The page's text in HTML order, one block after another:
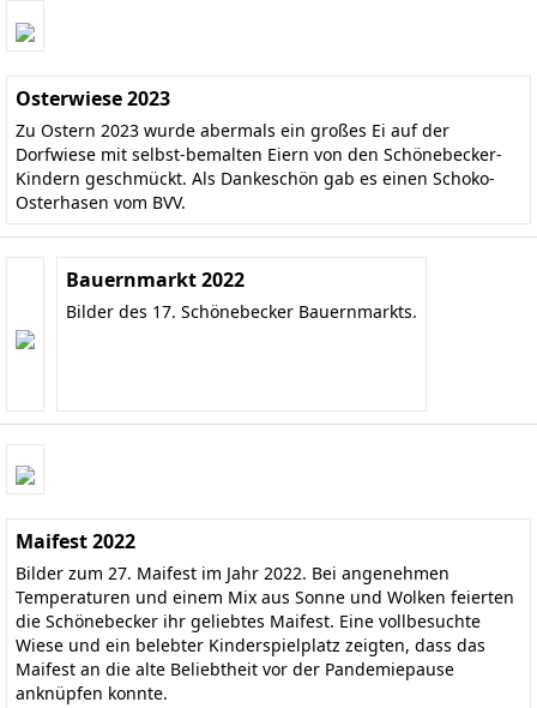
Osterwiese 2023
Zu Ostern 2023 wurde abermals ein großes Ei auf der
Dorfwiese mit selbst-bemalten Eiern von den Schönebecker-
Kindern geschmückt. Als Dankeschön gab es einen Schoko-
Osterhasen vom BVV.
Bauernmarkt 2022
Bilder des 17. Schönebecker Bauernmarkts.
Maifest 2022
Bilder zum 27. Maifest im Jahr 2022. Bei angenehmen
Temperaturen und einem Mix aus Sonne und Wolken feierten
die Schönebecker ihr geliebtes Maifest. Eine vollbesuchte
Wiese und ein belebter Kinderspielplatz zeigten, dass das
Maifest an die alte Beliebtheit vor der Pandemiepause
anknüpfen konnte.